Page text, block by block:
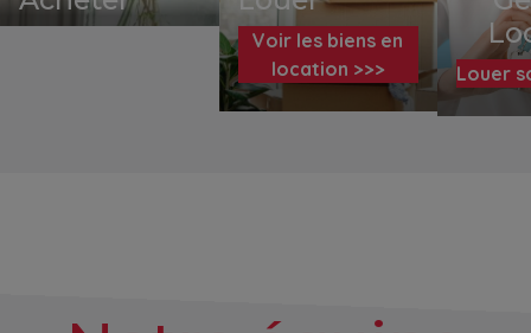
Voir les biens en
location >>>
Louer